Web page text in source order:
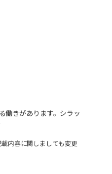
働きがあります。シラッ
内容に関しましても変更